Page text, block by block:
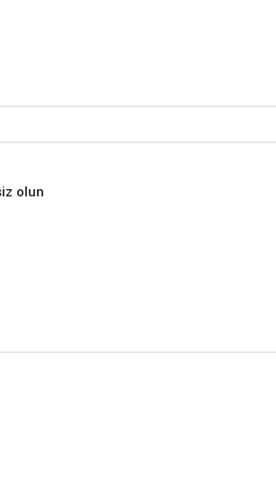
olun